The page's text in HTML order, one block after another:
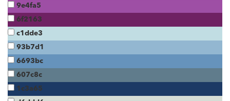
9e4fa5
6f2163
c1dde3
93b7d1
6693bc
607c8c
1c3a65